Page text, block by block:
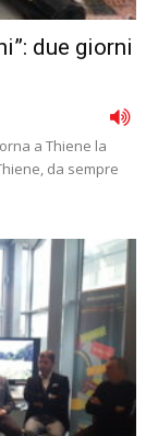
due giorni
a Thiene la
da sempre